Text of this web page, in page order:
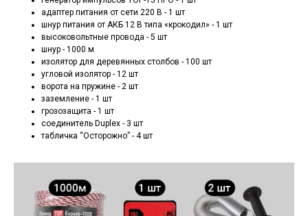
адаптер питания от сети 220 В - 1 шт
шнур питания от АКБ 12 В типа «крокодил» - 1 шт
высоковольтные провода - 5 шт
шнур - 1000 м
изолятор для деревянных столбов - 100 шт
угловой изолятор - 12 шт
ворота на пружине - 2 шт
заземление - 1 шт
грозозащита - 1 шт
соединитель Duplex - 3 шт
табличка “Осторожно” - 4 шт